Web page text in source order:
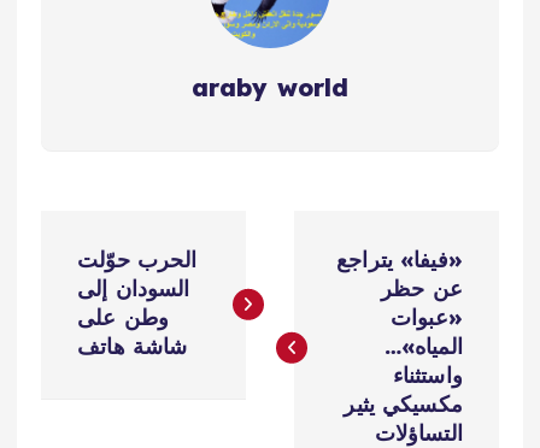
araby world
ص
«فيفا» يتراجع
عن حظر
«عبوات
المياه»…
واستثناء
مكسيكي يثير
التساؤلات
الحرب حوّلت
السودان إلى
وطن على
شاشة هاتف